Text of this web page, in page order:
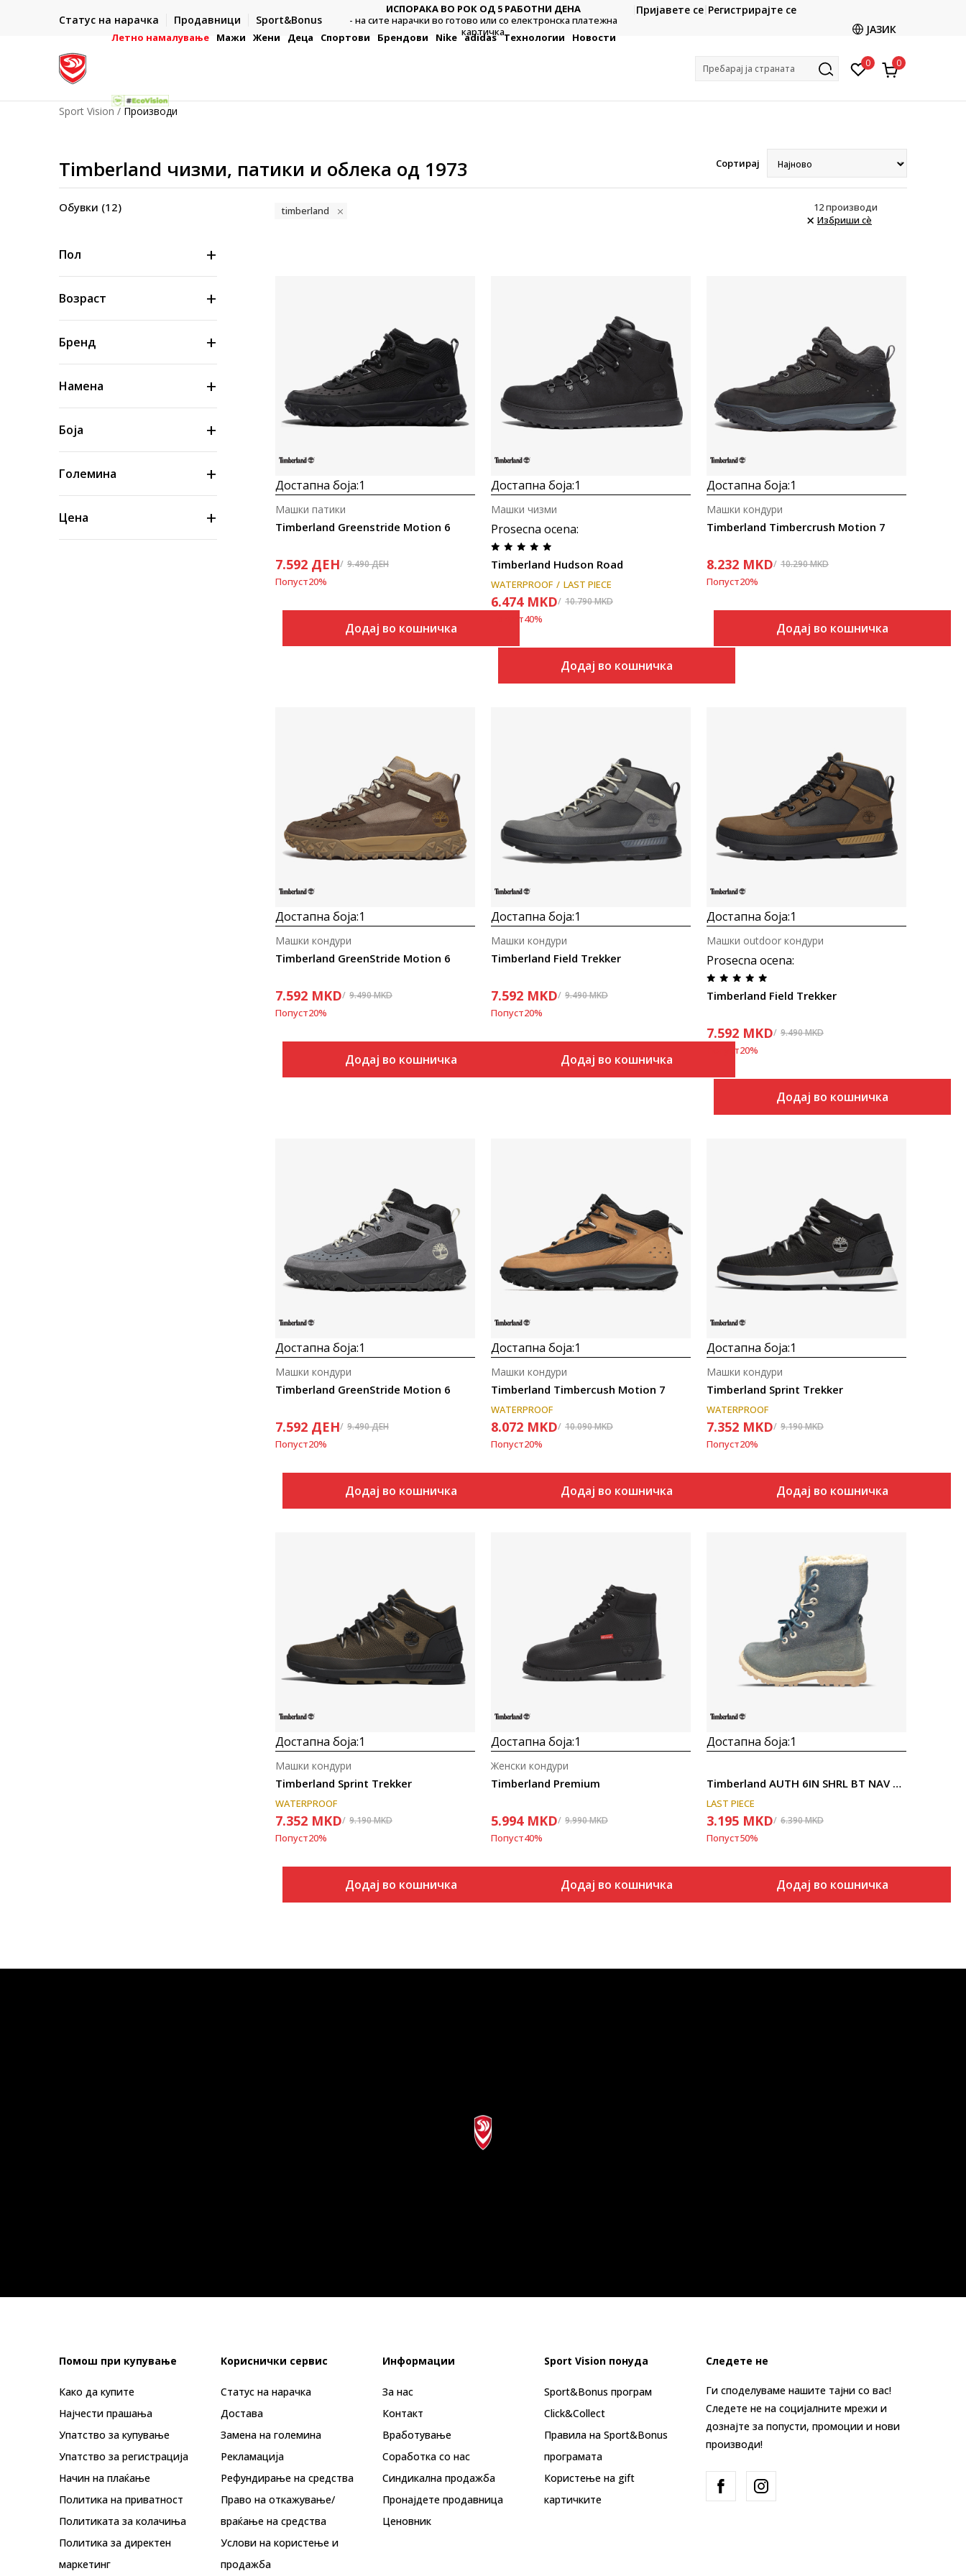
Статус на нарачка Продавници Sport&Bonus
- на сите нарачки во готово или со електронска платежна
ДВА НАЧИНА НА ПЛАЌАЊЕ
- во готово или со електронска платежна картичка.
CLICK & COLLECT
Платете со картичка online и подигнете во продавницата
Пријавете се Регистрирајте се
ЈАЗИК
Летно намалување Мажи Жени Деца Спортови Брендови Nike adidas Технологии Новости
Пребарај ја страната 0 0
Sport Vision Производи
Timberland чизми, патики и облека од 1973 Сортирај
Обувки (12)
Пол
Возраст
Бренд
Намена
Боја
Големина
Цена
timberland 12производи
Избриши сè
Uporedi
Достапна боја:1
Timberland Greenstride Motion 6
Машки патики
7.592 ДЕН 9.490ДЕН
Попуст20%
Додај во кошничка
Uporedi
Достапна боја:1
Prosecna ocena:
Timberland Hudson Road
Машки чизми
WATERPROOF LAST PIECE
6.474 MKD 10.790MKD
Попуст40%
Додај во кошничка
Uporedi
Достапна боја:1
Timberland Timbercrush Motion 7
Машки кондури
8.232 MKD 10.290MKD
Попуст20%
Додај во кошничка
Uporedi
Достапна боја:1
Timberland GreenStride Motion 6
Машки кондури
7.592 MKD 9.490MKD
Попуст20%
Додај во кошничка
Uporedi
Достапна боја:1
Timberland Field Trekker
Машки кондури
7.592 MKD 9.490MKD
Попуст20%
Додај во кошничка
Uporedi
Достапна боја:1
Prosecna ocena:
Timberland Field Trekker
Машки outdoor кондури
7.592 MKD 9.490MKD
Попуст20%
Додај во кошничка
Uporedi
Достапна боја:1
Timberland GreenStride Motion 6
Машки кондури
7.592 ДЕН 9.490ДЕН
Попуст20%
Додај во кошничка
Uporedi
Достапна боја:1
Timberland Timbercush Motion 7
Машки кондури
WATERPROOF
8.072 MKD 10.090MKD
Попуст20%
Додај во кошничка
Uporedi
Достапна боја:1
Timberland Sprint Trekker
Машки кондури
WATERPROOF
7.352 MKD 9.190MKD
Попуст20%
Додај во кошничка
Uporedi
Достапна боја:1
Timberland Sprint Trekker
Машки кондури
WATERPROOF
7.352 MKD 9.190MKD
Попуст20%
Додај во кошничка
Uporedi
Достапна боја:1
Timberland Premium
Женски кондури
5.994 MKD 9.990MKD
Попуст40%
Додај во кошничка
Uporedi
Достапна боја:1
Timberland AUTH 6IN SHRL BT NAV BLUE
LAST PIECE
3.195 MKD 6.390MKD
Попуст50%
Додај во кошничка
Помош при купување
Како да купите
Најчести прашања
Упатство за купување
Упатство за регистрација
Начин на плаќање
Политика на приватност
Политиката за колачиња
Политика за директен
маркетинг
Кориснички сервис
Статус на нарачка
Достава
Замена на големина
Рекламациja
Рефундирање на средства
Право на откажување/
враќање на средства
Услови на користење и
продажба
Информации
За нас
Контакт
Вработување
Соработка со нас
Синдикална продажба
Пронајдете продавница
Ценовник
Sport Vision понуда
Sport&Bonus програм
Click&Collect
Правила на Sport&Bonus
програмата
Користење на gift
картичките
Следете не
Ги споделуваме нашите тајни со вас!
Следете не на социјалните мрежи и
дознајте за попусти, промоции и нови
производи!